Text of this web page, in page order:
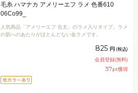
毛糸 ハマナカ アメリーエフ ラメ 色番610
06Co99_
人気商品「アメリーエフ 合太」のラメ入りタイプ。ラメ
の肌へのあたりがほとんどない金ラメです。
825 円 (税込)
会員登録(無料)
37pt獲得